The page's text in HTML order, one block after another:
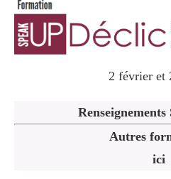
2 février et
Autres
ici